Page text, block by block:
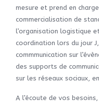
mesure et prend en
commercialisation de
l’organisation logistique
coordination lors du jour
commmunication sur
des supports de
sur les réseaux sociaux,
A l’écoute de vos